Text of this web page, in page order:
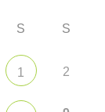
S S
1 2